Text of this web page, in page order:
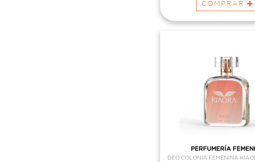
COMPRAR
PERFUMERÍA
DEO COLONIA FEMENINA